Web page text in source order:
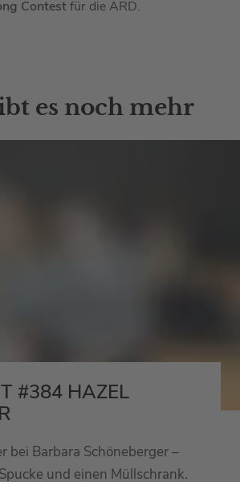
Contestfür die ARD.
es noch mehr
#384 HAZEL
bei Barbara Schöneberger –
und einen Müllschrank.